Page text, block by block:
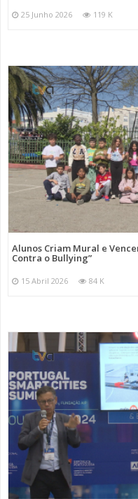
25 Junho 2026 119 K
Alunos Criam Mural e
Contra o Bullying”
15 Abril 2026 84 K